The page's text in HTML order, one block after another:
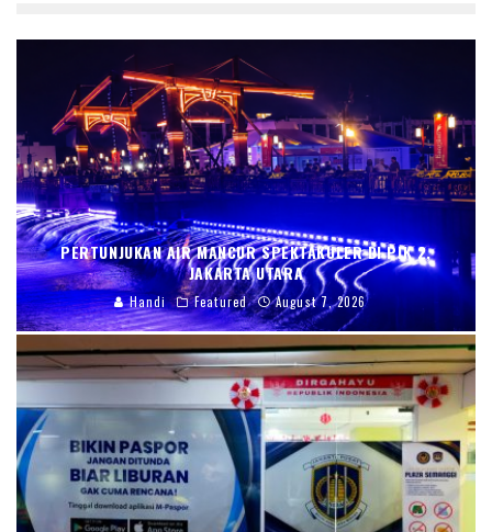
PERTUNJUKAN AIR MANCUR SPEKTAKULER DI PIK 2,
JAKARTA UTARA
Handi Featured August 7, 2026